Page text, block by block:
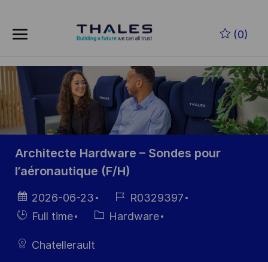
(0)
-
Architecte Hardware – Sondes pour
l’aéronautique (F/H)
Posted
Date
2026-06-23
Job
Id
R0329397
HiringFull time CategoryHardware
Chatellerault